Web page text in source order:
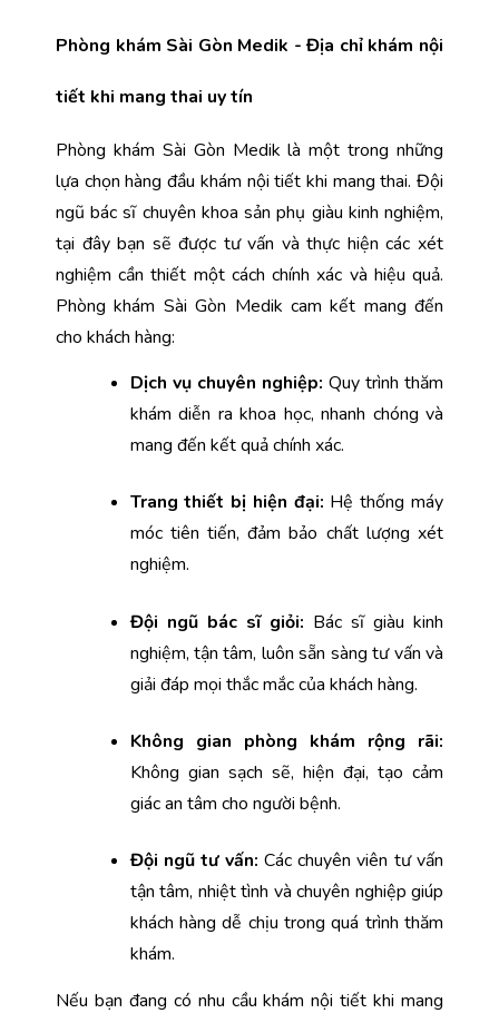
Phòng khám Sài Gòn Medik - Địa chỉ khám nội
tiết khi mang thai uy tín
Phòng khám Sài Gòn Medik là một trong những
lựa chọn hàng đầu khám nội tiết khi mang thai. Đội
ngũ bác sĩ chuyên khoa sản phụ giàu kinh nghiệm,
tại đây bạn sẽ được tư vấn và thực hiện các xét
nghiệm cần thiết một cách chính xác và hiệu quả.
Phòng khám Sài Gòn Medik cam kết mang đến
cho khách hàng:
Dịch vụ chuyên nghiệp: Quy trình thăm
khám diễn ra khoa học, nhanh chóng và
mang đến kết quả chính xác.
Trang thiết bị hiện đại: Hệ thống máy
móc tiên tiến, đảm bảo chất lượng xét
nghiệm.
Đội ngũ bác sĩ giỏi: Bác sĩ giàu kinh
nghiệm, tận tâm, luôn sẵn sàng tư vấn và
giải đáp mọi thắc mắc của khách hàng.
Không gian sạch sẽ, hiện đại, tạo cảm
giác an tâm cho người bệnh.
Đội ngũ tư vấn: Các chuyên viên tư vấn
tận tâm, nhiệt tình và chuyên nghiệp giúp
khách hàng dễ chịu trong quá trình thăm
khám.
Nếu bạn đang có nhu cầu khám nội tiết khi mang